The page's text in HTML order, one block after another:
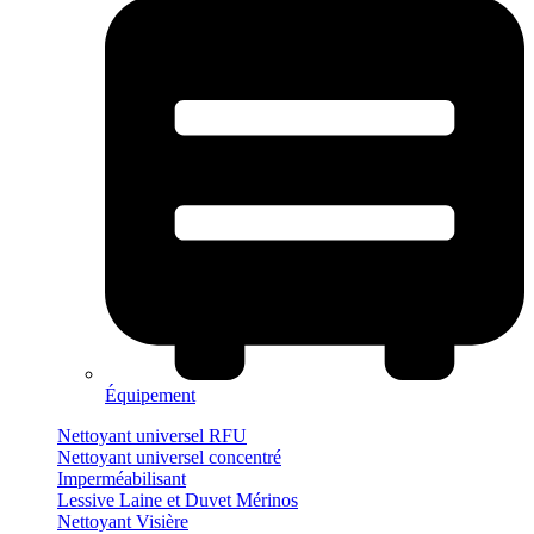
Équipement
Nettoyant universel RFU
Nettoyant universel concentré
Imperméabilisant
Lessive Laine et Duvet Mérinos
Nettoyant Visière